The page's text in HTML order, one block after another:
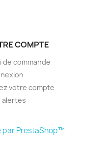
COMPTE
de commande
votre compte
alertes
par PrestaShop™